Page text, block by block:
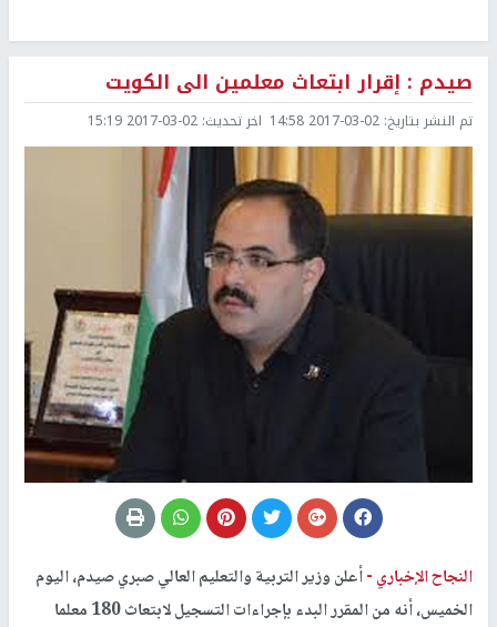
صيدم : إقرار ابتعاث معلمين الى الكويت
تم النشر بتاريخ: 2017-03-02 14:58 اخر تحديث: 2017-03-02 15:19
النجاح الإخباري -أعلن وزير التربية والتعليم العالي صبري صيدم، اليوم
الخميس، أنه من المقرر البدء بإجراءات التسجيل لابتعاث 180 معلما